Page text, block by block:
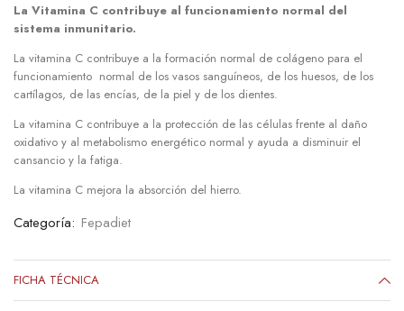
La Vitamina C contribuye al funcionamiento normal del
sistema inmunitario.
La vitamina C contribuye a la formación normal de colágeno para el
funcionamiento normal de los vasos sanguíneos, de los huesos, de los
cartílagos, de las encías, de la piel y de los dientes.​
La vitamina C contribuye a la protección de las células frente al daño
oxidativo y al metabolismo energético normal y ayuda a disminuir el
cansancio y la fatiga.​
La vitamina C mejora la absorción del hierro.
Categoría: Fepadiet
FICHA TÉCNICA